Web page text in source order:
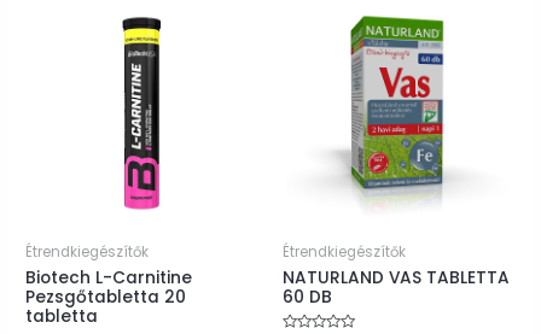
Étrendkiegészítők
Biotech L-Carnitine
Pezsgőtabletta 20
tabletta
Étrendkiegészítők
NATURLAND VAS TABLETTA
60 DB